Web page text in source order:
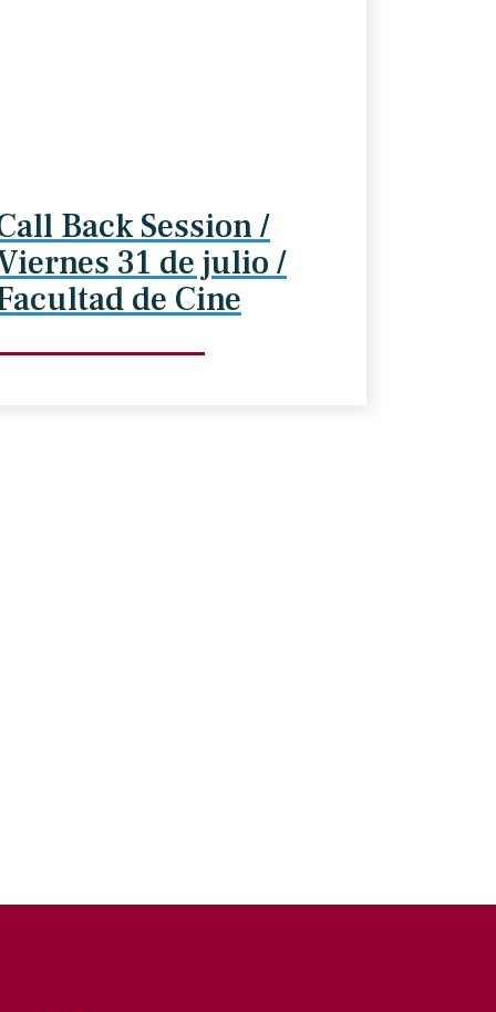
Back Session /
31 de julio /
de Cine